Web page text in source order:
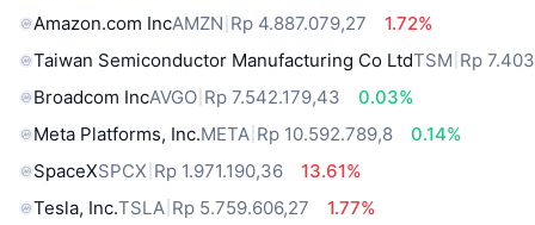
Amazon.com IncAMZN Rp 4.887.079,27
1.72%
Taiwan Semiconductor Manufacturing Co LtdTSM Rp
Broadcom IncAVGO Rp 7.542.179,43
0.03%
Meta Platforms, Inc.META Rp 10.592.789,8
0.14%
SpaceXSPCX Rp 1.971.190,36
13.61%
Tesla, Inc.TSLA Rp 5.759.606,27
1.77%